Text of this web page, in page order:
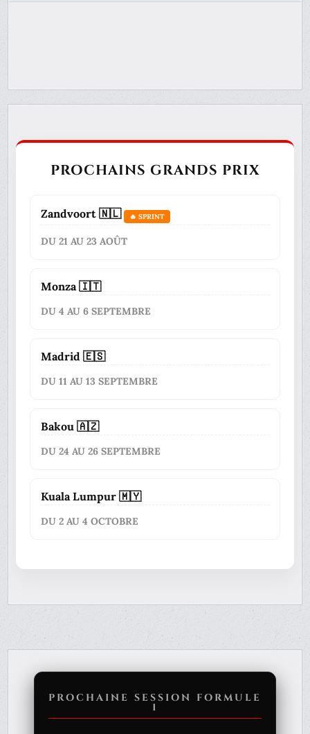
PROCHAINS GRANDS PRIX
Zandvoort 🇳🇱 🔥 SPRINT
DU 21 AU 23 AOÛT
Monza 🇮🇹
DU 4 AU 6 SEPTEMBRE
Madrid 🇪🇸
DU 11 AU 13 SEPTEMBRE
Bakou 🇦🇿
DU 24 AU 26 SEPTEMBRE
Kuala Lumpur 🇲🇾
DU 2 AU 4 OCTOBRE
PROCHAINE SESSION FORMULE
1